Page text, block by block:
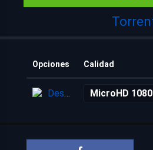
Opciones Calidad
Descarga MicroHD